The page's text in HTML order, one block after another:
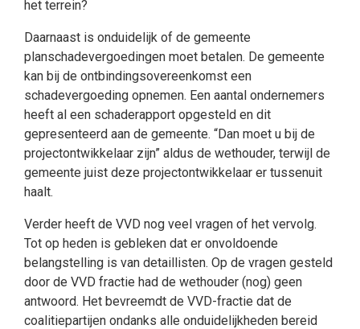
het terrein?
Daarnaast is onduidelijk of de gemeente
planschadevergoedingen moet betalen. De gemeente
kan bij de ontbindingsovereenkomst een
schadevergoeding opnemen. Een aantal ondernemers
heeft al een schaderapport opgesteld en dit
gepresenteerd aan de gemeente. “Dan moet u bij de
projectontwikkelaar zijn” aldus de wethouder, terwijl de
gemeente juist deze projectontwikkelaar er tussenuit
haalt.
Verder heeft de VVD nog veel vragen of het vervolg.
Tot op heden is gebleken dat er onvoldoende
belangstelling is van detaillisten. Op de vragen gesteld
door de VVD fractie had de wethouder (nog) geen
antwoord. Het bevreemdt de VVD-fractie dat de
coalitiepartijen ondanks alle onduidelijkheden bereid